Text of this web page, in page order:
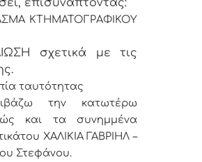
επισυνάπτοντας:
ΚΤΗΜΑΤΟΓΡΑΦΙΚΟΥ
σχετικά με τις
ταυτότητας
την κατωτέρω
και τα συνημμένα
του ΧΑΛΙΚΙΑ ΓΑΒΡΙΗΛ –
Στεφάνου.